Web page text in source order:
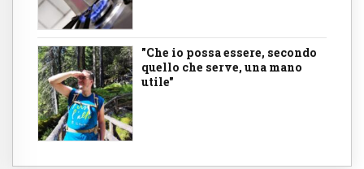
"Che io possa essere, secondo
quello che serve, una mano
utile"